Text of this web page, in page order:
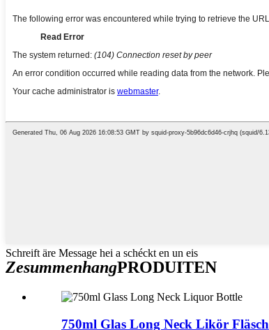
Schreift äre Message hei a schéckt en un eis
ZesummenhangPRODUITEN
750ml Glas Long Neck Likör Fläsch